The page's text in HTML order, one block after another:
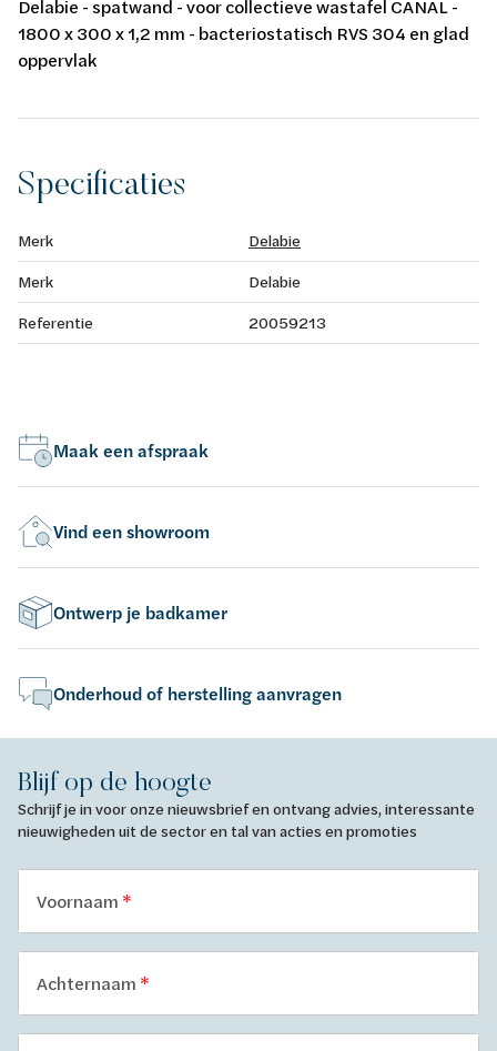
Delabie - spatwand - voor collectieve wastafel CANAL -
1800 x 300 x 1,2 mm - bacteriostatisch RVS 304 en glad
oppervlak
Specificaties
Merk
Delabie
Merk
Delabie
Referentie
20059213
Maak een afspraak
Vind een showroom
Ontwerp je badkamer
Onderhoud of herstelling aanvragen
Blijf op de hoogte
Schrijf je in voor onze nieuwsbrief en ontvang advies, interessante
nieuwigheden uit de sector en tal van acties en promoties
Voornaam
Achternaam